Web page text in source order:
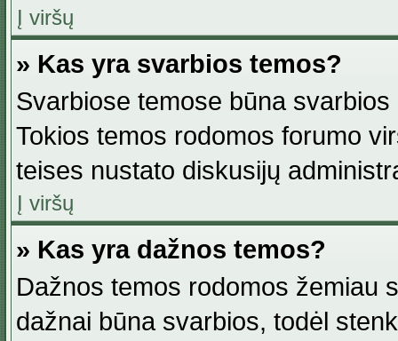
Į viršų
» Kas yra svarbios temos?
Svarbiose temose būna
Tokios temos rodomos forumo
teises nustato diskusijų
Į viršų
» Kas yra dažnos temos?
Dažnos temos rodomos žemiau
dažnai būna svarbios, todėl